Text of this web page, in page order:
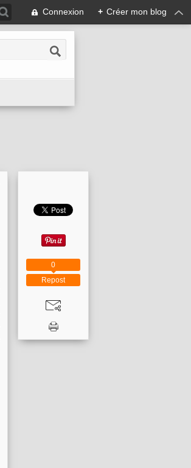
Connexion + Créer mon blog
Repost
0